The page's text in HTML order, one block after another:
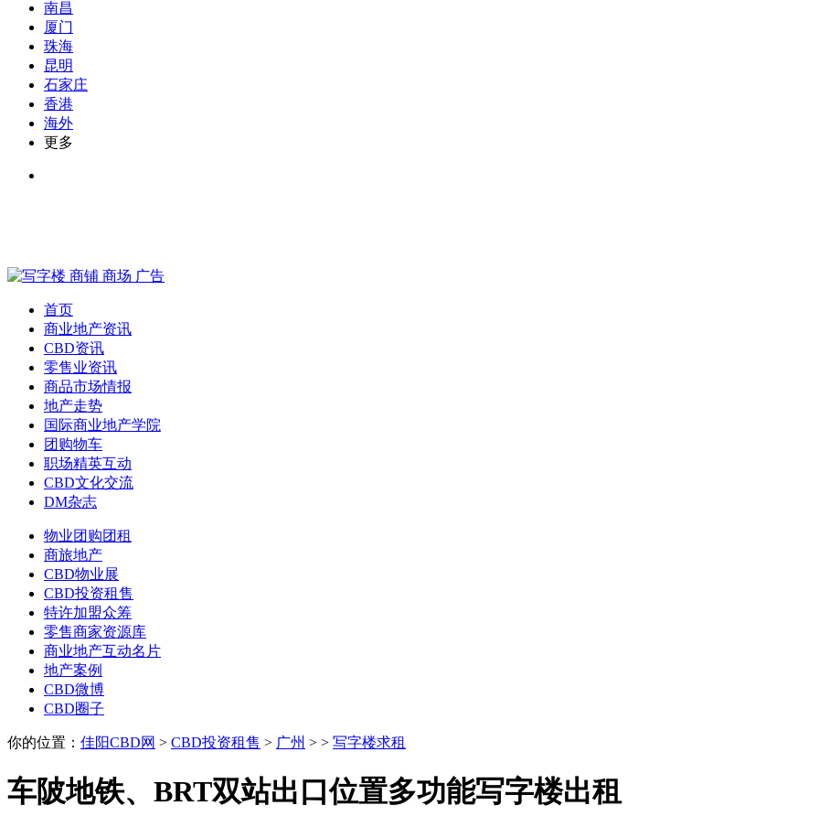
南昌
厦门
珠海
昆明
石家庄
香港
海外
更多
首页
商业地产资讯
CBD资讯
零售业资讯
商品市场情报
地产走势
国际商业地产学院
团购物车
职场精英互动
CBD文化交流
DM杂志
物业团购团租
商旅地产
CBD物业展
CBD投资租售
特许加盟众筹
零售商家资源库
商业地产互动名片
地产案例
CBD微博
CBD圈子
你的位置： 佳阳CBD网 > CBD投资租售 > 广州 > > 写字楼求租
车陂地铁、BRT双站出口位置多功能写字楼出租